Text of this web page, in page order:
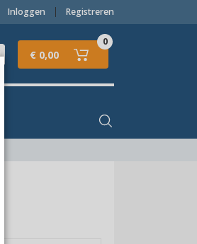
Registreren
Inloggen
0
€ 0,00